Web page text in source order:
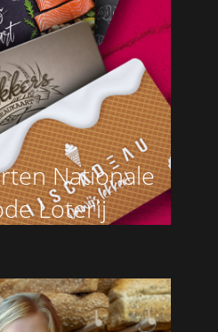
Nationale
Loterij